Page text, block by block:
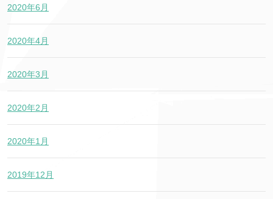
2020年6月
2020年4月
2020年3月
2020年2月
2020年1月
2019年12月